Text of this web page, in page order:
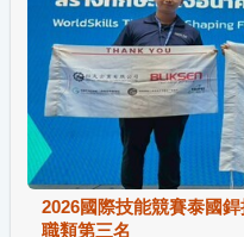
2026國際技能競賽泰國
職類第三名